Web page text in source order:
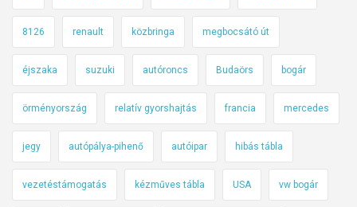
8126 renault közbringa megbocsátó út
éjszaka suzuki autóroncs Budaörs bogár
örményország relatív gyorshajtás francia mercedes
jegy autópálya-pihenő autóipar hibás tábla
vezetéstámogatás kézműves tábla USA vw bogár